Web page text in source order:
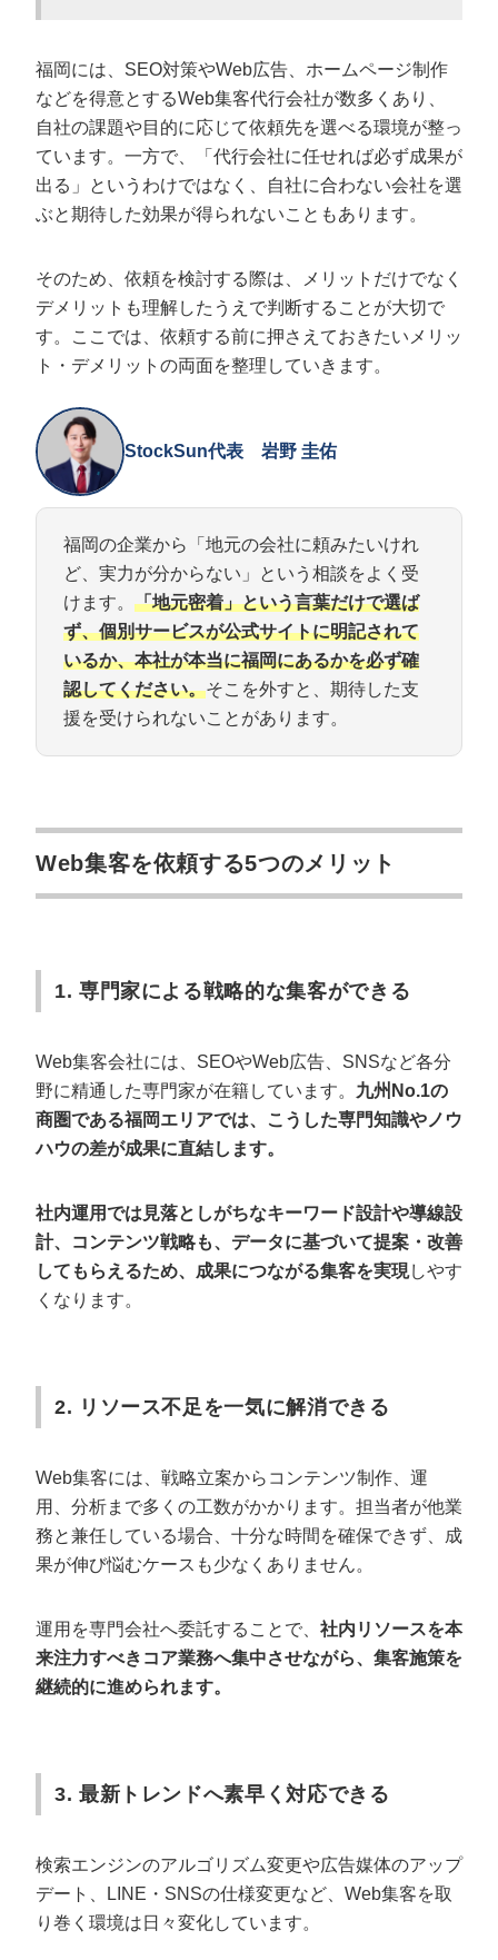
福岡には、SEO対策やWeb広告、ホームページ制作
などを得意とするWeb集客代行会社が数多くあり、
自社の課題や目的に応じて依頼先を選べる環境が整っ
ています。一方で、「代行会社に任せれば必ず成果が
出る」というわけではなく、自社に合わない会社を選
ぶと期待した効果が得られないこともあります。
そのため、依頼を検討する際は、メリットだけでなく
デメリットも理解したうえで判断することが大切で
す。ここでは、依頼する前に押さえておきたいメリッ
ト・デメリットの両面を整理していきます。
StockSun代表 岩野 圭佑
福岡の企業から「地元の会社に頼みたいけれ
ど、実力が分からない」という相談をよく受
けます。 「地元密着」という言葉だけで選ば
ず、個別サービスが公式サイトに明記されて
いるか、本社が本当に福岡にあるかを必ず確
認してください。そこを外すと、期待した支
援を受けられないことがあります。
Web集客を依頼する5つのメリット
1. 専門家による戦略的な集客ができる
Web集客会社には、SEOやWeb広告、SNSなど各分
野に精通した専門家が在籍しています。 九州No.1の
商圏である福岡エリアでは、こうした専門知識やノウ
ハウの差が成果に直結します。
社内運用では見落としがちなキーワード設計や導線設
計、コンテンツ戦略も、データに基づいて提案・改善
してもらえるため、成果につながる集客を実現しやす
くなります。
2. リソース不足を一気に解消できる
Web集客には、戦略立案からコンテンツ制作、運
用、分析まで多くの工数がかかります。担当者が他業
務と兼任している場合、十分な時間を確保できず、成
果が伸び悩むケースも少なくありません。
運用を専門会社へ委託することで、 社内リソースを本
来注力すべきコア業務へ集中させながら、集客施策を
継続的に進められます。
3. 最新トレンドへ素早く対応できる
検索エンジンのアルゴリズム変更や広告媒体のアップ
デート、LINE・SNSの仕様変更など、Web集客を取
り巻く環境は日々変化しています。